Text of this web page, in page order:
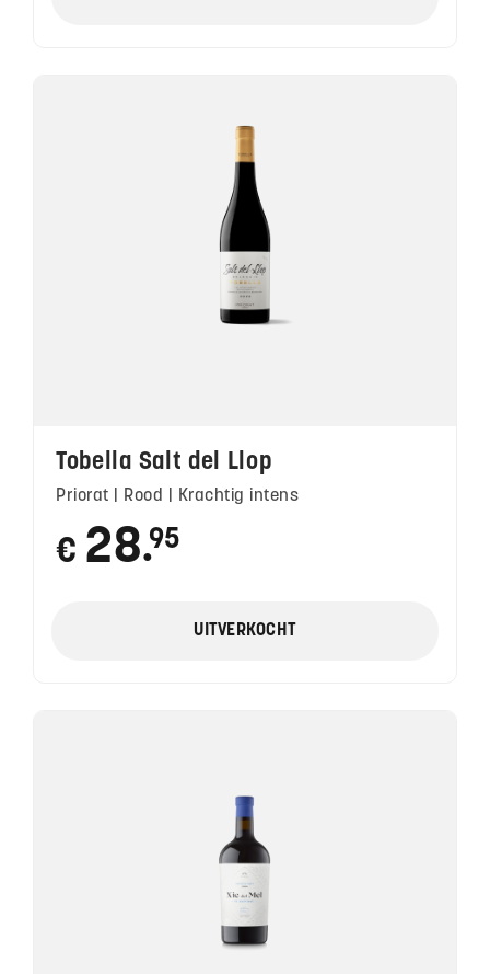
Tobella Salt del Llop
Priorat | Rood | Krachtig intens
€ 28●
95
UITVERKOCHT